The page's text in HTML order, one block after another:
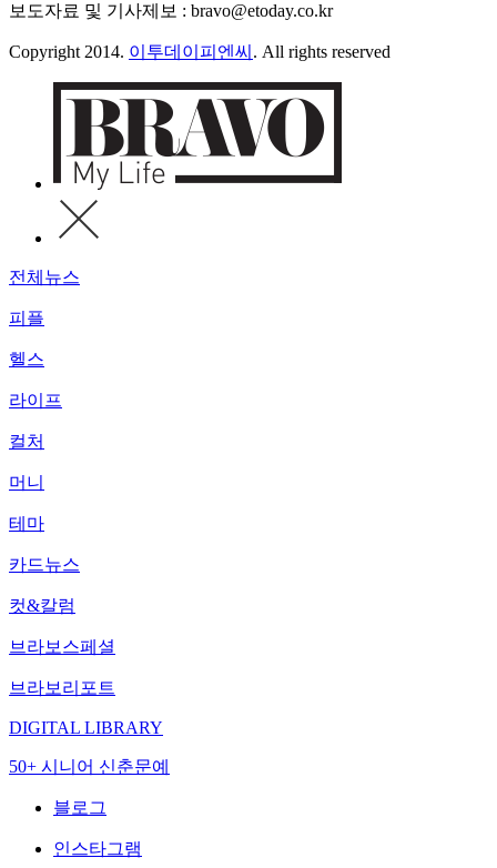
보도자료 및 기사제보 : bravo@etoday.co.kr
Copyright 2014. 이투데이피엔씨 . All rights reserved
전체뉴스
피플
헬스
라이프
컬처
머니
테마
카드뉴스
컷&칼럼
브라보스페셜
브라보리포트
DIGITAL LIBRARY
50+ 시니어 신춘문예
블로그
인스타그램